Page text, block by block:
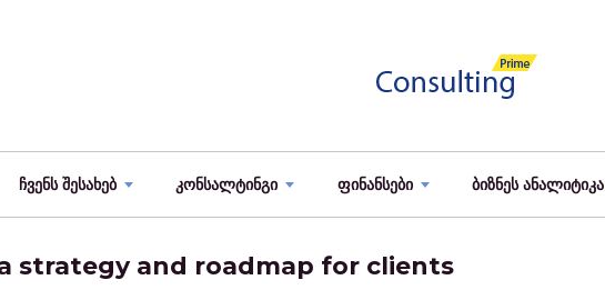
ჩვენს შესახებ კონსალტინგი ფინანსები ბიზნეს ანალიტიკა
strategy and roadmap for clients